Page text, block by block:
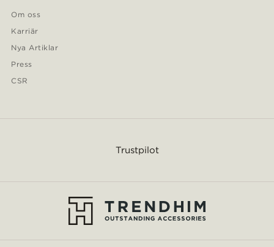
Om oss
Karriär
Nya Artiklar
Press
CSR
Trustpilot